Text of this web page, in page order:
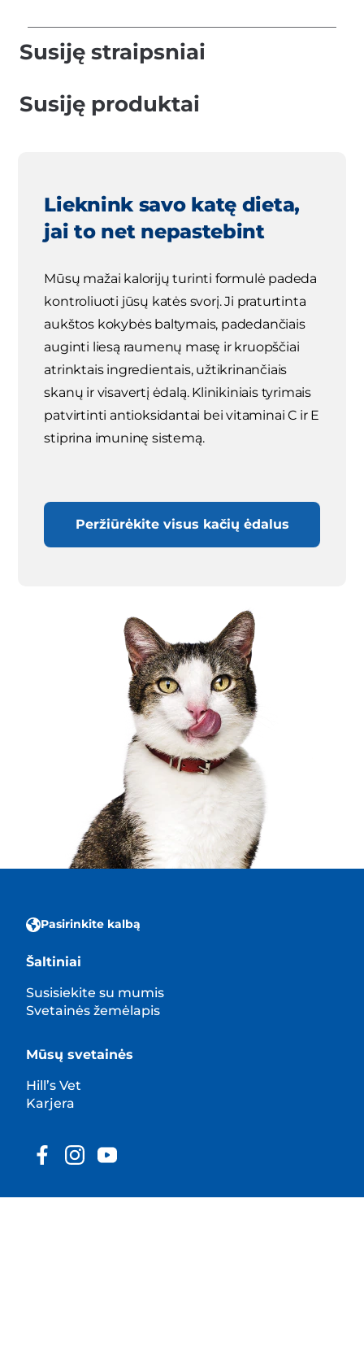
Susiję straipsniai
Susiję produktai
Lieknink savo katę dieta,
jai to net nepastebint
Mūsų mažai kalorijų turinti formulė padeda
kontroliuoti jūsų katės svorį. Ji praturtinta
aukštos kokybės baltymais, padedančiais
auginti liesą raumenų masę ir kruopščiai
atrinktais ingredientais, užtikrinančiais
skanų ir visavertį ėdalą. Klinikiniais tyrimais
patvirtinti antioksidantai bei vitaminai C ir E
stiprina imuninę sistemą.
Peržiūrėkite visus kačių ėdalus
Pasirinkite kalbą
Šaltiniai
Susisiekite su mumis
Svetainės žemėlapis
Mūsų svetainės
Hill’s Vet
Karjera